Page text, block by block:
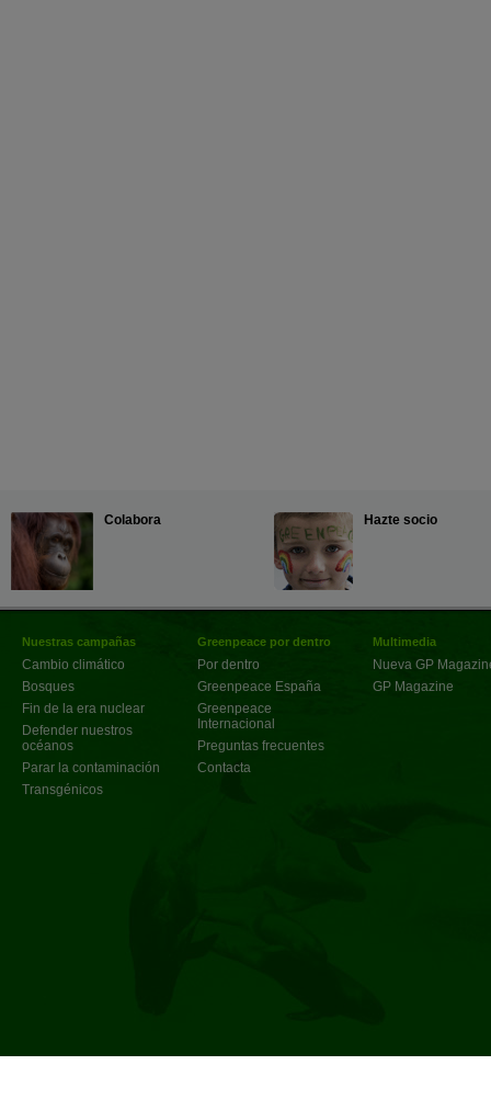
Colabora Hazte socio
Nuestras campañas
Cambio climático
Bosques
Fin de la era nuclear
Defender nuestros
océanos
Parar la contaminación
Transgénicos
Greenpeace por dentro
Por dentro
Greenpeace España
Greenpeace
Internacional
Preguntas frecuentes
Contacta
Multimedia
Nueva GP
GP Magazine